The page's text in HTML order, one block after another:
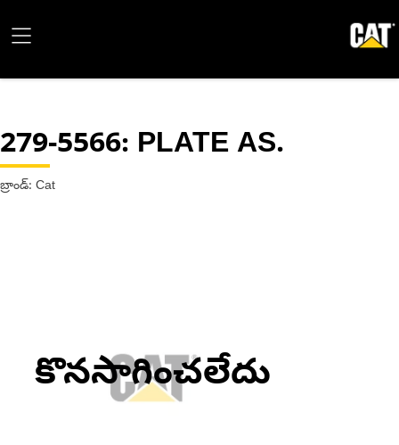
279-5566: PLATE AS.
బ్రాండ్: Cat
కొనసాగించలేదు